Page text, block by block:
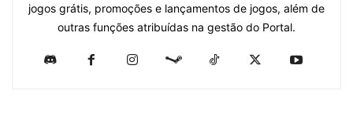
jogos grátis, promoções e lançamentos de jogos, além de
outras funções atribuídas na gestão do Portal.